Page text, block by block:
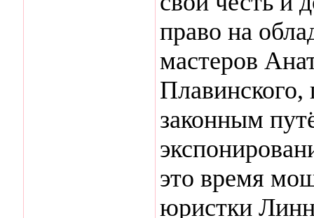
право на
мастеров
законным
это время
юристки